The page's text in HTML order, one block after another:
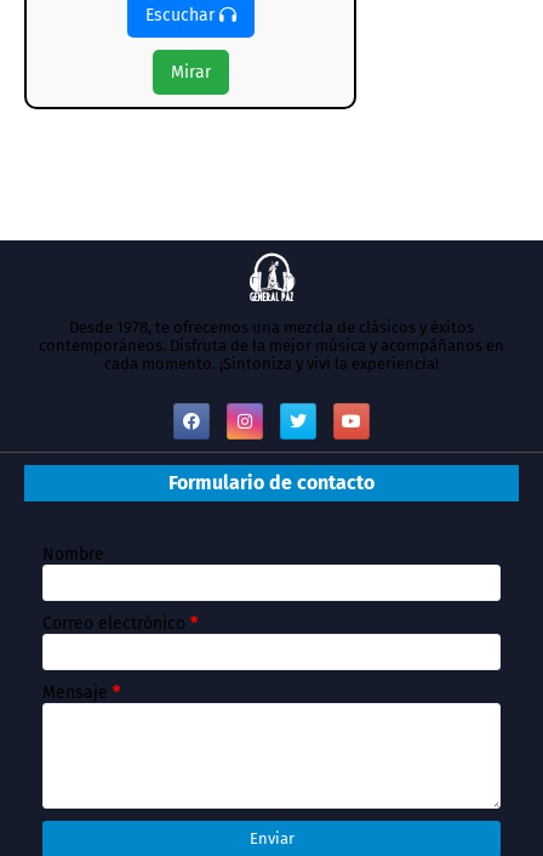
Escuchar
Mirar
Desde 1978, te ofrecemos una mezcla de clásicos y éxitos
contemporáneos. Disfruta de la mejor música y acompáñanos en
cada momento. ¡Sintoniza y vivi la experiencia!
Formulario de contacto
Nombre
Correo electrónico *
Mensaje *